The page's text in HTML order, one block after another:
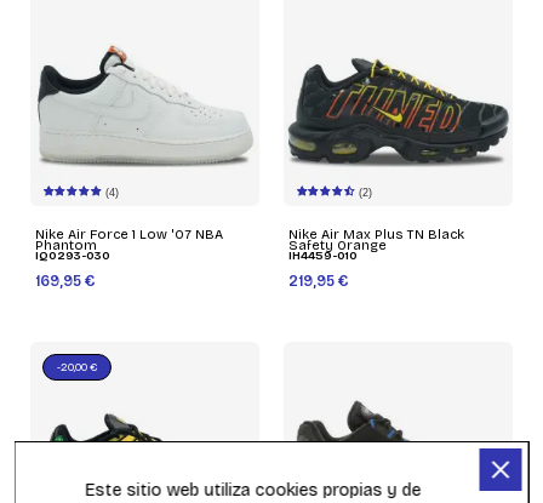
(4)
Nike Air Force 1 Low '07 NBA
Phantom
IQ0293-030
169,95 €
(2)
Nike Air Max Plus TN Black
Safety Orange
IH4459-010
219,95 €
-20,00 €
Este sitio web utiliza cookies propias y de